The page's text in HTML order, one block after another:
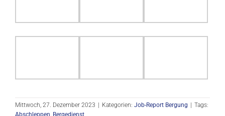
Mittwoch, 27. Dezember 2023 | Kategorien: Job-Report Bergung | Tags:
Abschleppen Bergedienst